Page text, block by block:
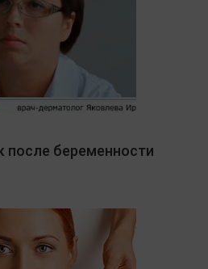
после беременности